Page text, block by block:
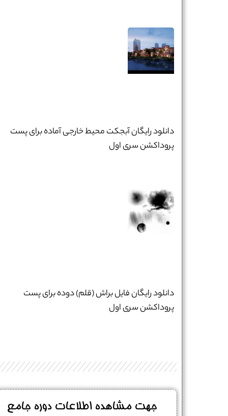
دانلود رایگان آبجکت محیط خارجی آماده برای پست
پروداکشن سری اول
دانلود رایگان فایل براش (قلم) دوده برای پست
پروداکشن سری اول
جهت مشاهده اطلاعات دوره جامع
نام و نام خانوادگی : *
تلفن همراه : *